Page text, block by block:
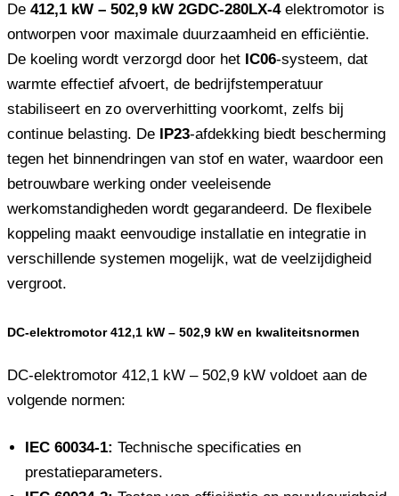
De 412,1 kW – 502,9 kW 2GDC-280LX-4elektromotor is
ontworpen voor maximale duurzaamheid en efficiëntie.
De koeling wordt verzorgd door het IC06-systeem, dat
warmte effectief afvoert, de bedrijfstemperatuur
stabiliseert en zo oververhitting voorkomt, zelfs bij
continue belasting. De
IP23-afdekking biedt bescherming
tegen het binnendringen van stof en water, waardoor een
betrouwbare werking onder veeleisende
werkomstandigheden wordt gegarandeerd. De flexibele
koppeling maakt eenvoudige installatie en integratie in
verschillende systemen mogelijk, wat de veelzijdigheid
vergroot.
DC-elektromotor 412,1 kW – 502,9 kW en kwaliteitsnormen
DC-elektromotor 412,1 kW – 502,9 kW voldoet aan de
volgende normen:
IEC 60034-1: Technische specificaties en
prestatieparameters.